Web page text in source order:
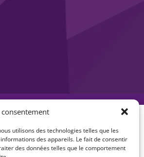
consentement
utilisons des technologies telles que les
des appareils. Le fait de consentir
des données telles que le comportement